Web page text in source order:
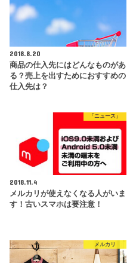
2018.8.20
商品の仕入先にはどんなものがあ
る？売上を出すためにおすすめの
仕入先は？
「ニュース」
2018.11.4
メルカリが使えなくなる人がいま
す！古いスマホは要注意！
メルカリ